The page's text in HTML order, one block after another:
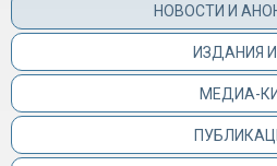
НОВОСТИ И
ИЗДАНИЯ
МЕДИА-